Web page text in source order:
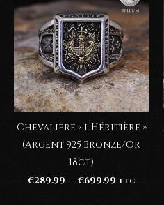
Chevalière « l’Héritière »
(Argent 925 Bronze/Or
18ct)
€289.99 – €699.99 Plage
TTC